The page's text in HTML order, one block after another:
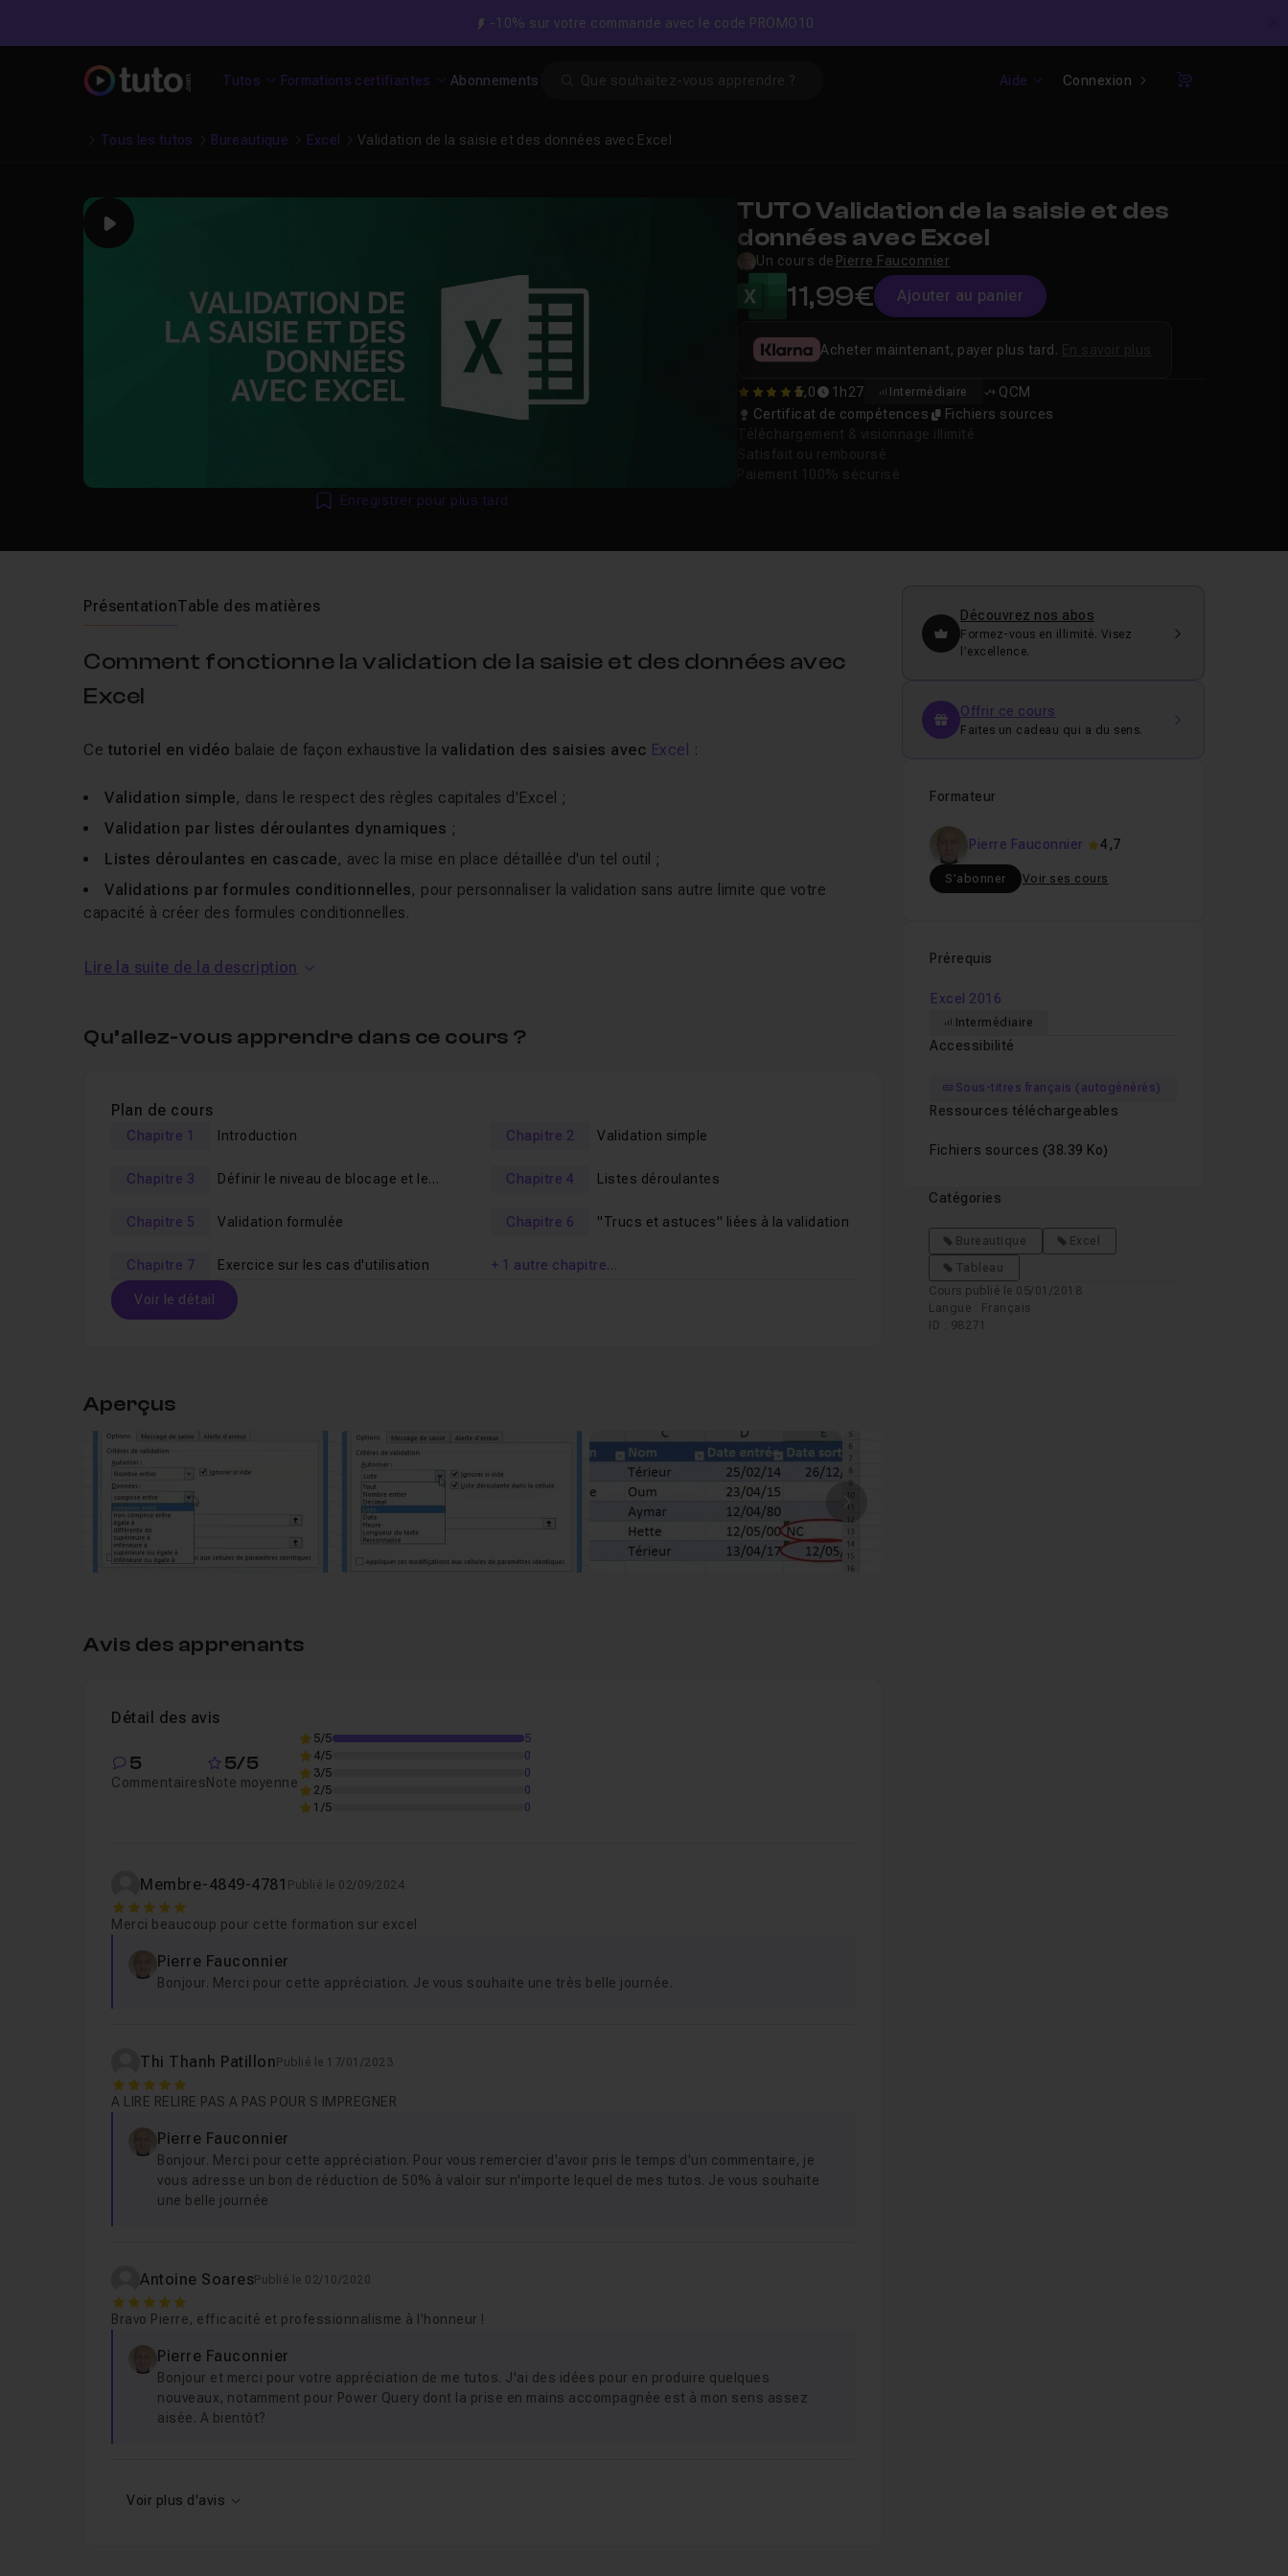
-10% sur votre commande avec le code PROMO10
Tutos Formations certifiantes Abonnements Aide Connexion
Panier
Tous les tutos Bureautique Excel Validation de la saisie et des données avec Excel
Play
Enregistrer pour plus tard
TUTO Validation de la saisie et des
données avec Excel
Un cours de Pierre Fauconnier
11,99€ Ajouter au panier
5 5,0 1h27 Intermédiaire
QCM
Certificat de compétences
Fichiers sources
Acheter maintenant, payer plus tard.
PrésentationTable des matières
Comment fonctionne la validation de la saisie et des données avec
Excel
Ce tutoriel en vidéo balaie de façon exhaustive la validation des saisies avec Excel :
Validation simple, dans le respect des règles capitales d'Excel ;
Validation par listes déroulantes dynamiques ;
Listes déroulantes en cascade, avec la mise en place détaillée d'un tel outil ;
Validations par formules conditionnelles, pour personnaliser la validation sans autre limite que votre
capacité à créer des formules conditionnelles.
Un exercice récapitulatifdont la correction est commentée complète les vidéos d'apprentissage.
Je reste disponible dans le salon d'entraide pour répondre à vos éventuelles questions.
Lire la suite de la description
Qu’allez-vous apprendre dans ce cours ?
Plan de cours
Chapitre 1 Introduction Chapitre 2 Validation simple
Chapitre 3
Définir le niveau de blocage et le
Chapitre 4 Listes déroulantes
Chapitre 5 Validation formulée Chapitre 6 "Trucs et astuces" liées à la validation
Chapitre 7 Exercice sur les cas d'utilisation + 1 autre chapitre…
Voir le détail
Leçon 1 Intro et illustration des différents types de validation de saisie Voir
Chapitre 2 : Validation simple
Chapitre 5 : Validation formulée 07m36
Chapitre 6 : "Trucs et astuces" liées à la validation 07m17
Chapitre 8 : Conclusion 02m32
Aperçus
Images suivantes
Avis des apprenants
Détail des avis
5
Commentaires
5/5
Note moyenne
5/5
5
4/5
0
3/5
0
2/5
0
1/5
0
Membre-4849-4781 Publié le 02/09/2024
5
Merci beaucoup pour cette formation sur excel
Pierre Fauconnier
Bonjour. Merci pour cette appréciation. Je vous souhaite une très belle journée.
Thi Thanh Patillon Publié le 17/01/2023
5
A LIRE RELIRE PAS A PAS POUR S IMPREGNER
Pierre Fauconnier
Bonjour. Merci pour cette appréciation. Pour vous remercier d'avoir pris le temps d'un commentaire, je
vous adresse un bon de réduction de 50% à valoir sur n'importe lequel de mes tutos. Je vous souhaite
une belle journée
Antoine SoaresPublié le 02/10/2020
5
Bravo Pierre, efficacité et professionnalisme à l'honneur !
Pierre Fauconnier
Bonjour et merci pour votre appréciation de me tutos. J'ai des idées pour en produire quelques
nouveaux, notamment pour Power Query dont la prise en mains accompagnée est à mon sens assez
aisée. A bientôt?
Voir plus d'avis
Découvrez nos abos
Formez-vous en illimité. Visez
l’excellence.
Offrir ce cours
Faites un cadeau qui a du sens.
Formateur
Pierre Fauconnier 4,7
S'abonner Voir ses cours
Prérequis
Excel 2016
Intermédiaire
Accessibilité
Sous-titres français (autogénérés)
Ressources téléchargeables
Fichiers sources (38.39 Ko)
Catégories
Bureautique
Excel
Tableau
Cours publié le 05/01/2018
Langue : Français
ID : 98271